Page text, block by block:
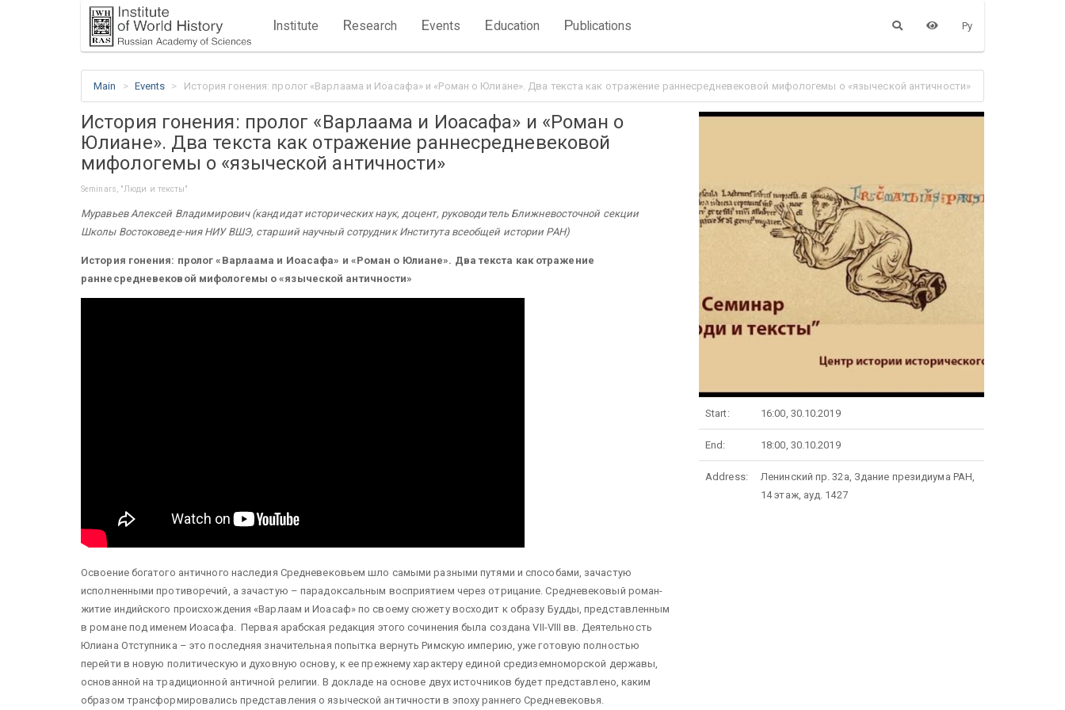
Institute Research Events Education Publications Ру
Main Events История гонения: пролог «Варлаама и Иоасафа» и «Роман о Юлиане». Два текста как отражение раннесредневековой мифологемы о «языческой античности»
История гонения: пролог «Варлаама и Иоасафа» и «Роман о
Юлиане». Два текста как отражение раннесредневековой
мифологемы о «языческой античности»
Seminars, "Люди и тексты"
Муравьев Алексей Владимирович (кандидат исторических наук, доцент, руководитель Ближневосточной секции
Школы Востоковеде-ния НИУ ВШЭ, старший научный сотрудник Института всеобщей истории РАН)
История гонения: пролог «Варлаама и Иоасафа» и «Роман о Юлиане». Два текста как отражение
раннесредневековой мифологемы о «языческой античности»
Освоение богатого античного наследия Средневековьем шло самыми разными путями и способами, зачастую
исполненными противоречий, а зачастую – парадоксальным восприятием через отрицание. Средневековый роман-
житие индийского происхождения «Варлаам и Иоасаф» по своему сюжету восходит к образу Будды, представленным
в романе под именем Иоасафа. Первая арабская редакция этого сочинения была создана VII-VIII вв. Деятельность
Юлиана Отступника – это последняя значительная попытка вернуть Римскую империю, уже готовую полностью
перейти в новую политическую и духовную основу, к ее прежнему характеру единой средиземноморской державы,
основанной на традиционной античной религии. В докладе на основе двух источников будет представлено, каким
образом трансформировались представления о языческой античности в эпоху раннего Средневековья.
Start: 16:00, 30.10.2019
End: 18:00, 30.10.2019
Address:
Ленинский пр. 32а, Здание президиума РАН,
14 этаж, ауд. 1427